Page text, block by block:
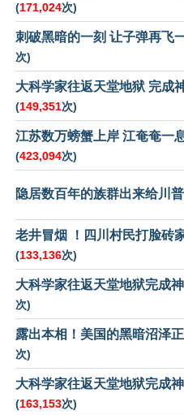
(171,024次)
刺破黑暗的一刻 让子弹再飞
次)
大科学家往返天堂地狱 完成
(149,351次)
江苏数万螃蟹上岸 江奄奄一
(423,094次)
隐居数百年的族群出来给川
老井冒烟 ！四川村民打脸砖
(133,136次)
大科学家往返天堂地狱完成
次)
露出本相！美国的黑暗沼泽
次)
大科学家往返天堂地狱完成神
(163,153次)